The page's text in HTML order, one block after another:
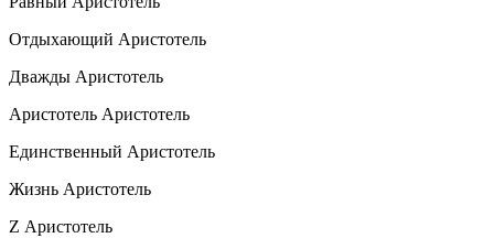
Отдыхающий Аристотель
Дважды Аристотель
Аристотель Аристотель
Единственный Аристотель
Жизнь Аристотель
Z Аристотель